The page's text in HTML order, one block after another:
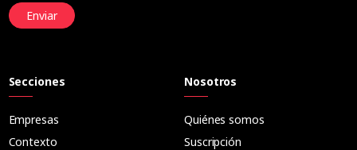
Enviar
Secciones
Empresas
Contexto
Nosotros
Quiénes somos
Suscripción